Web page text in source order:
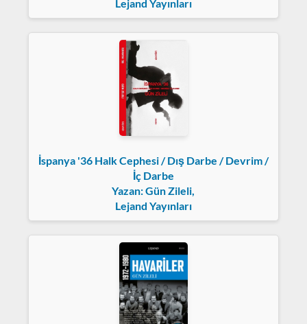
Lejand Yayınları
İspanya '36 Halk Cephesi / Dış Darbe / Devrim /
İç Darbe
Yazan: Gün Zileli,
Lejand Yayınları